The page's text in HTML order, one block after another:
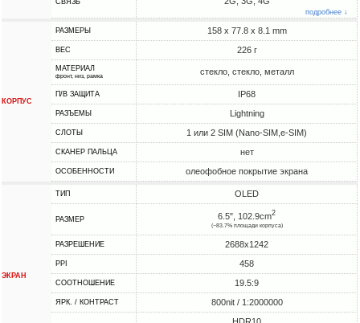
СВЯЗЬ
подробнее ↓
КОРПУС
РАЗМЕРЫ 158 x 77.8 x 8.1 mm
ВЕС 226 г
МАТЕРИАЛ
фронт, низ, рамка стекло, стекло, металл
П/В ЗАЩИТА IP68
РАЗЪЕМЫ Lightning
СЛОТЫ 1 или 2 SIM (Nano-SIM,e-SIM)
СКАНЕР ПАЛЬЦА нет
ОСОБЕННОСТИ олеофобное покрытие экрана
ЭКРАН
ТИП OLED
РАЗМЕР 6.5", 102.9cm2
(~83.7% площади корпуса)
РАЗРЕШЕНИЕ 2688x1242
PPI 458
СООТНОШЕНИЕ 19.5:9
ЯРК. / КОНТРАСТ 800nit / 1:2000000